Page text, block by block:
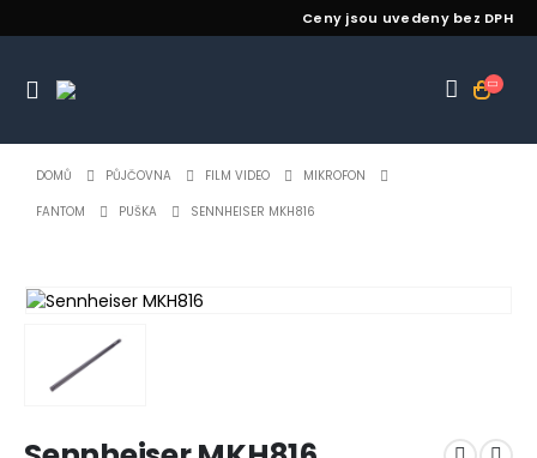
Ceny jsou uvedeny bez DPH
DOMŮ PŮJČOVNA FILM VIDEO MIKROFON
FANTOM PUŠKA SENNHEISER MKH816